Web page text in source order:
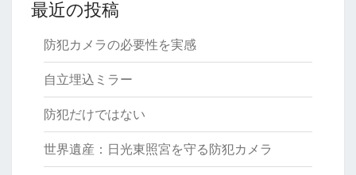
最近の投稿
防犯カメラの必要性を実感
自立埋込ミラー
防犯だけではない
世界遺産：日光東照宮を守る防犯カメラ